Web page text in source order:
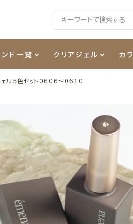
ンド一覧
ァ
クリアジェル カ
タジェル
ィフラッシュジェル
ージェルポリッシュ
ト・シザー・スパチュラ
ト
フレーク
５色セット０６０６～０６１０